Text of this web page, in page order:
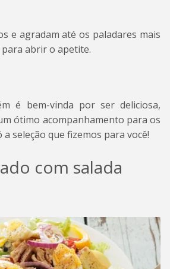
e agradam até os paladares mais
abrir o apetite.
é bem-vinda por ser deliciosa,
ótimo acompanhamento para os
seleção que fizemos para você!
com salada